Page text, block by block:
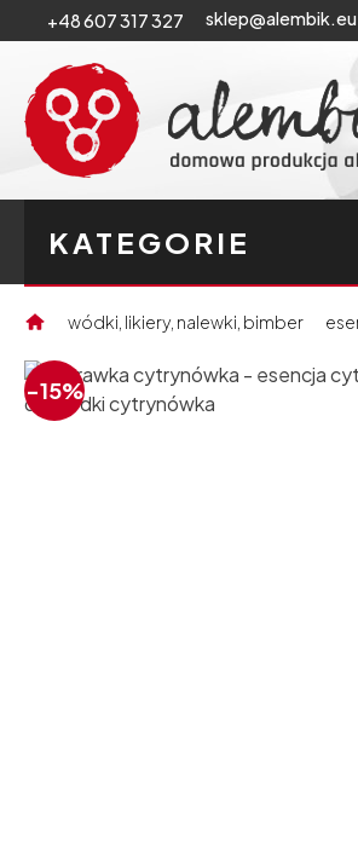
+48 607 317 327 sklep@alembik.eu
KATEGORIE
wódki, likiery, nalewki, bimber
-15%